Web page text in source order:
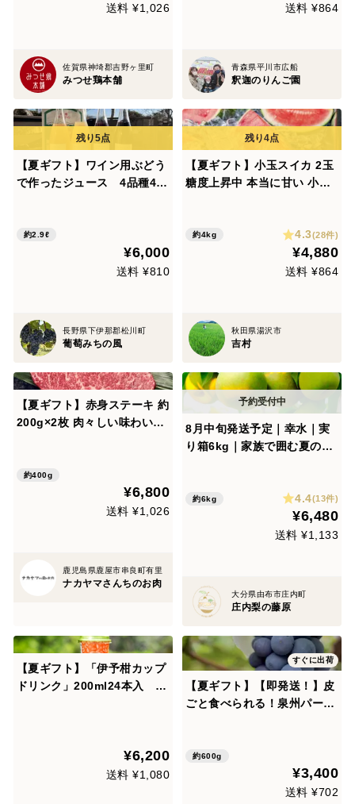
送料 ¥1,026
佐賀県神埼郡吉野ヶ里町
みつせ鶏本舗
送料 ¥864
青森県平川市広船
釈迦のりんご園
【夏ギフト】ワイン用ぶどう
で作ったジュース 4品種4
約2.9ℓ
¥6,000
送料 ¥810
長野県下伊那郡松川町
葡萄みちの風
【夏ギフト】小玉スイカ 2玉
糖度上昇中 本当に甘い 小玉
丸 2玉入り 暑中御見舞い 甘
約4kg 4.3(28件)
¥4,880
送料 ¥864
秋田県湯沢市
吉村
【夏ギフト】赤身ステーキ 約
200g×2枚 肉々しい味わい！
用約400g
¥6,800
送料 ¥1,026
鹿児島県鹿屋市串良町有里
ナカヤマさんちのお肉
8月中旬発送予定｜幸水｜実
り箱6kg｜家族で囲む夏の梨
約6kg 4.4(13件)
¥6,480
送料 ¥1,133
大分県由布市庄内町
庄内梨の藤原
【夏ギフト】「伊予柑カップ
ドリンク」200ml24本入
¥6,200
送料 ¥1,080
すぐに出荷
【夏ギフト】【即発送！】皮
ごと食べられる！泉州パープ
約600g
¥3,400
送料 ¥702